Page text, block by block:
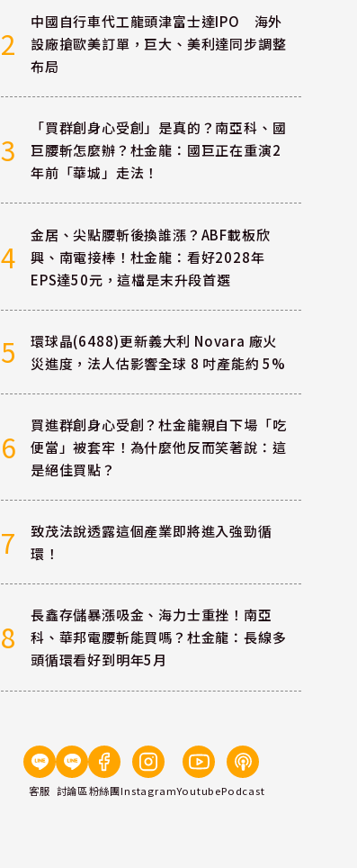
2
中國自行車代工龍頭津富士達IPO 海外
設廠搶歐美訂單，巨大、美利達同步調整
布局
3
「買群創身心受創」是真的？南亞科、國
巨腰斬怎麼辦？杜金龍：國巨正在重演2
年前「華城」走法！
4
金居、尖點腰斬後換誰漲？ABF載板欣
興、南電接棒！杜金龍：看好2028年
EPS達50元，這檔是末升段首選
5
環球晶(6488)更新義大利 Novara 廠火
災進度，法人估影響全球 8 吋產能約 5%
6
買進群創身心受創？杜金龍親自下場「吃
便當」被套牢！為什麼他反而笑著說：這
是絕佳買點？
7
致茂法說透露這個產業即將進入強勁循
環！
8
長鑫存儲暴漲吸金、海力士重挫！南亞
科、華邦電腰斬能買嗎？杜金龍：長線多
頭循環看好到明年5月
客服 討論區粉絲團InstagramYoutubePodcast